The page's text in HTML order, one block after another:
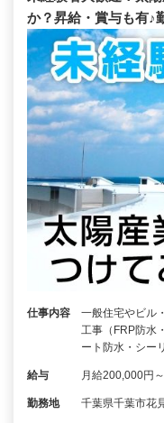
か？昇給・賞与も有♪
仕事内容
一般住宅やビル
工事（FRP防水
ート防水・シー
給与 月給200,000円
勤務地 千葉県千葉市